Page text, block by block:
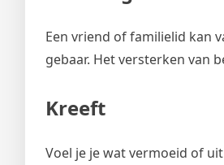
Een vriend of familielid kan
gebaar. Het versterken van
Kreeft
Voel je je wat vermoeid of